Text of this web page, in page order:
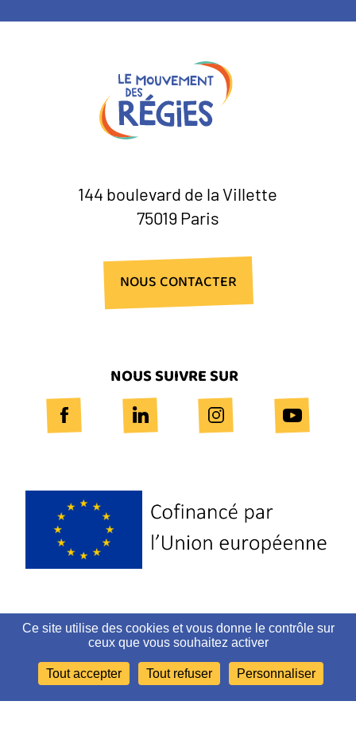
NOUS CONTACTER
144 boulevard de la Villette
75019 Paris
NOUS SUIVRE SUR
Logo
Europe
PLAN DU SITE
MENTIONS LÉGALES ET CRÉDITS
Ce site utilise des cookies et vous donne le contrôle sur
ceux que vous souhaitez activer
Tout accepter Tout refuser Personnaliser